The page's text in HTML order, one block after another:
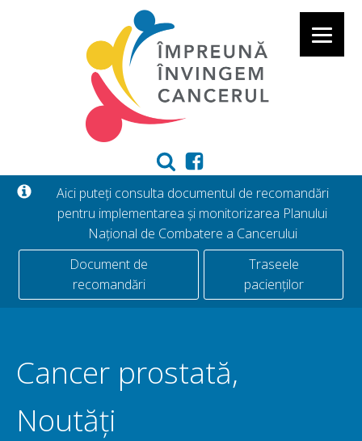
Aici puteți consulta documentul de recomandări
pentru implementarea și monitorizarea Planului
Național de Combatere a Cancerului
Document de
recomandări
Traseele
pacienților
Cancer prostată,
Noutăți